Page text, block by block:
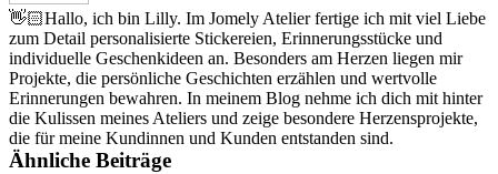
👋🏻Hallo, ich bin Lilly. Im Jomely Atelier fertige ich mit viel Liebe
zum Detail personalisierte Stickereien, Erinnerungsstücke und
individuelle Geschenkideen an. Besonders am Herzen liegen mir
Projekte, die persönliche Geschichten erzählen und wertvolle
Erinnerungen bewahren. In meinem Blog nehme ich dich mit hinter
die Kulissen meines Ateliers und zeige besondere Herzensprojekte,
die für meine Kundinnen und Kunden entstanden sind.
Ähnliche Beiträge